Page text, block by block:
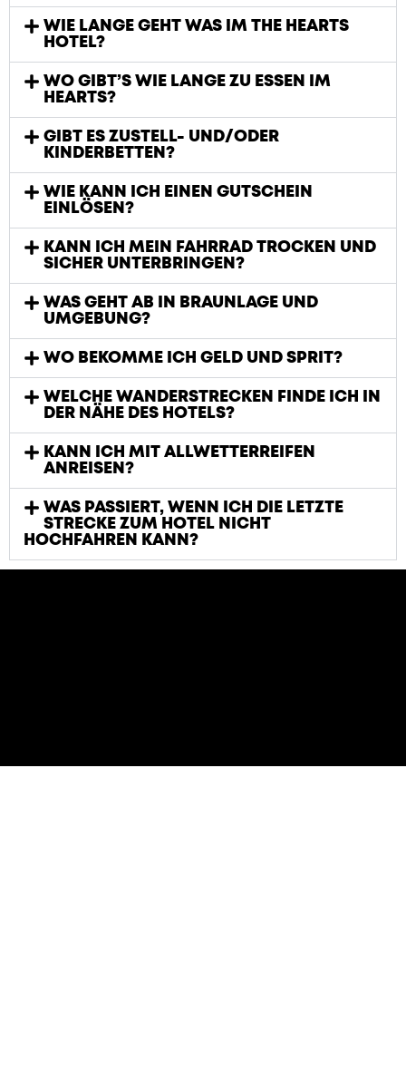
WIE LANGE GEHT WAS IM THE HEARTS
HOTEL?
WO GIBT’S WIE LANGE ZU ESSEN IM
HEARTS?
GIBT ES ZUSTELL- UND/ODER
KINDERBETTEN?
WIE KANN ICH EINEN GUTSCHEIN
EINLÖSEN?
KANN ICH MEIN FAHRRAD TROCKEN UND
SICHER UNTERBRINGEN?
WAS GEHT AB IN BRAUNLAGE UND
UMGEBUNG?
WO BEKOMME ICH GELD UND SPRIT?
WELCHE WANDERSTRECKEN FINDE ICH IN
DER NÄHE DES HOTELS?
KANN ICH MIT ALLWETTERREIFEN
ANREISEN?
WAS PASSIERT, WENN ICH DIE LETZTE
STRECKE ZUM HOTEL NICHT
HOCHFAHREN KANN?